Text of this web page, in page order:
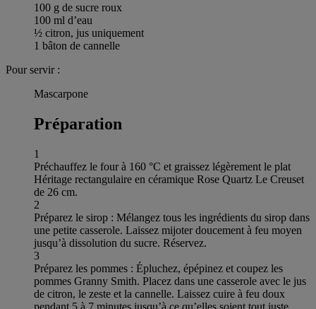
100 g de sucre roux
100 ml d’eau
½ citron, jus uniquement
1 bâton de cannelle
Pour servir :
Mascarpone
Préparation
1
Préchauffez le four à 160 °C et graissez légèrement le plat
Héritage rectangulaire en céramique Rose Quartz Le Creuset
de 26 cm.
2
Préparez le sirop : Mélangez tous les ingrédients du sirop dans
une petite casserole. Laissez mijoter doucement à feu moyen
jusqu’à dissolution du sucre. Réservez.
3
Préparez les pommes : Épluchez, épépinez et coupez les
pommes Granny Smith. Placez dans une casserole avec le jus
de citron, le zeste et la cannelle. Laissez cuire à feu doux
pendant 5 à 7 minutes jusqu’à ce qu’elles soient tout juste